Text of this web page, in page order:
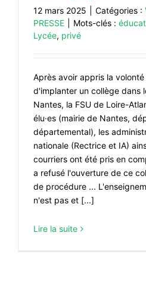
12 mars 2025 Catégories :
PRESSE
Mots-clés :
Lycée, privé
Après avoir appris la
d'implanter un collège dans
Nantes, la FSU de Loire-
élu·es (mairie de Nantes,
départemental), les
nationale (Rectrice et IA)
courriers ont été pris en
a refusé l'ouverture de ce
de procédure ...
n'est pas et [...]
Lire la suite